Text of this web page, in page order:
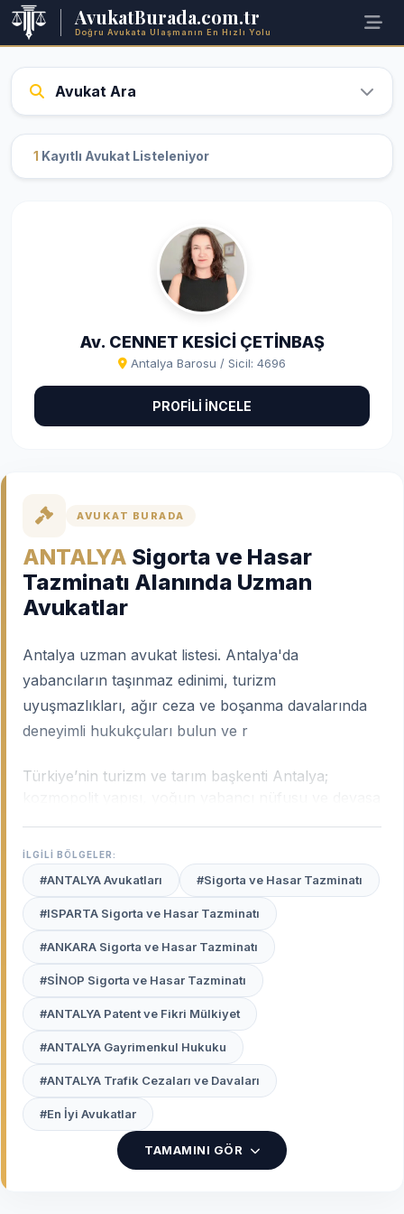
AvukatBurada.com.tr
Doğru Avukata Ulaşmanın En Hızlı Yolu
Avukat Ara
1 Kayıtlı Avukat Listeleniyor
Av. CENNET KESİCİ ÇETİNBAŞ
Antalya Barosu / Sicil: 4696
PROFİLİ İNCELE
AVUKAT BURADA
ANTALYA Sigorta ve Hasar
Tazminatı Alanında Uzman
Avukatlar
Antalya uzman avukat listesi. Antalya'da
yabancıların taşınmaz edinimi, turizm
uyuşmazlıkları, ağır ceza ve boşanma davalarında
deneyimli hukukçuları bulun ve r
Türkiye’nin turizm ve tarım başkenti Antalya;
sadece yerel kanunları değil, aynı zamanda
uluslararası hukuk normlarını ve yabancı dil
yetkinliğini de gerektiren bir uzmanlık ihtiyacı
doğurur.
Antalya uzman avukatları
uyuşmazlıklarından yabancıların mülkiyet haklarına,
örtü altı tarım (seracılık) ihtilaflarından aile
hukukuna kadar geniş bir sahada profesyonel
hizmet sunmaktadır.
Avukat Buradaplatformu, Antalya Adliyesi’nde ve
ilçelerinde (Alanya, Manavgat, Kemer vb.)
haklarınızı en iyi şekilde temsil edecek, güvenilir ve
vizyoner avukatları sizin için listeler.
Antalya’da Neden Uzman Bir
İLGİLİ BÖLGELER:
#ANTALYA Avukatları #Sigorta ve Hasar Tazminatı
#ISPARTA Sigorta ve Hasar Tazminatı
#ANKARA Sigorta ve Hasar Tazminatı
#SİNOP Sigorta ve Hasar Tazminatı
#ANTALYA Patent ve Fikri Mülkiyet
#ANTALYA Gayrimenkul Hukuku
#ANTALYA Trafik Cezaları ve Davaları
#En İyi Avukatlar
TAMAMINI GÖR